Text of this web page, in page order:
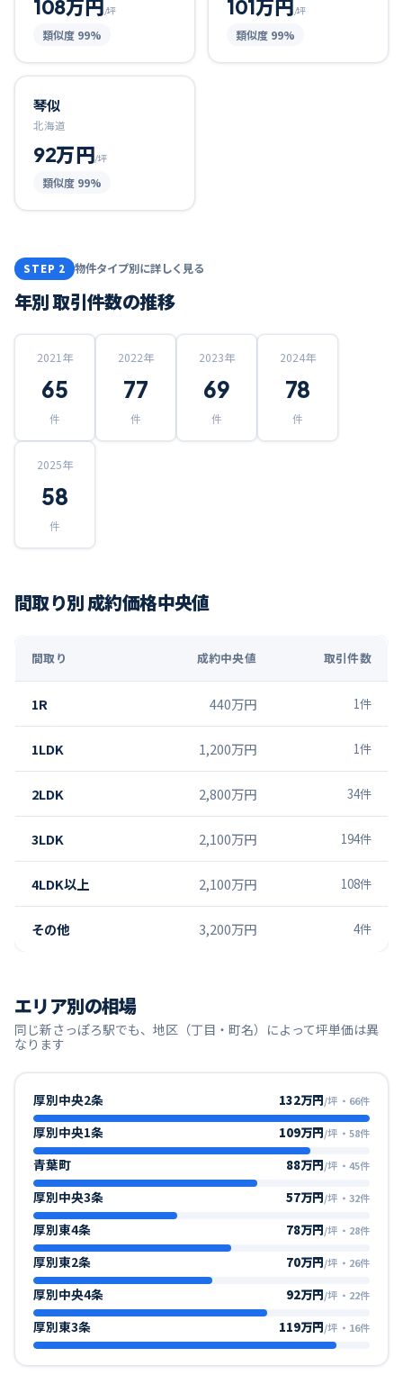
108万円 /坪
類似度 99%
101万円 /坪
類似度 99%
琴似
北海道
92万円/坪
類似度 99%
STEP 2 物件タイプ別に詳しく見る
年別 取引件数の推移
2021 年
65
件
2022年
77
件
2023年
69
件
2024年
78
件
2025年
58
件
間取り別 成約価格中央値
間取り 成約中央値 取引件数
1R 440万円 1件
1LDK 1,200万円 1件
2LDK 2,800万円 34件
3LDK 2,100万円 194件
4LDK以上 2,100万円 108件
その他 3,200万円 4件
エリア別の相場
同じ新さっぽろ駅でも、地区（丁目・町名）によって坪単価は異
なります
厚別中央2条 132万円/坪 ・ 66件
厚別中央1条 109万円/坪 ・ 58件
青葉町 88万円/坪 ・ 45件
厚別中央3条 57万円/坪 ・ 32件
厚別東4条 78万円/坪 ・ 28件
厚別東2条 70万円/坪 ・ 26件
厚別中央4条 92万円/坪 ・ 22件
厚別東3条 119万円/坪 ・ 16件